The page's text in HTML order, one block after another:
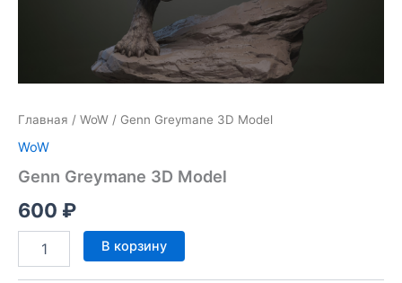
Главная / WoW / Genn Greymane 3D Model
WoW
Genn Greymane 3D Model
600 ₽
Количество
товара
В корзину